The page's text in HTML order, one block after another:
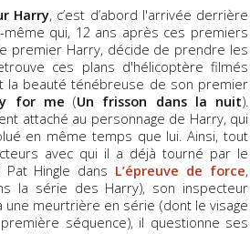
Harry, c’est d’abord l'arrivée derrière
même qui, 12 ans après ces premiers
premier Harry, décide de prendre les
ces plans d'hélicoptère filmés
la beauté ténébreuse de son premier
for me (Un frisson dans la nuit).
attaché au personnage de Harry, qui
en même temps que lui. Ainsi, tout
avec qui il a déjà tourné par le
Hingle dans L’épreuve de force,
la série des Harry), son inspecteur
une meurtrière en série (dont le visage
séquence), il questionne ses